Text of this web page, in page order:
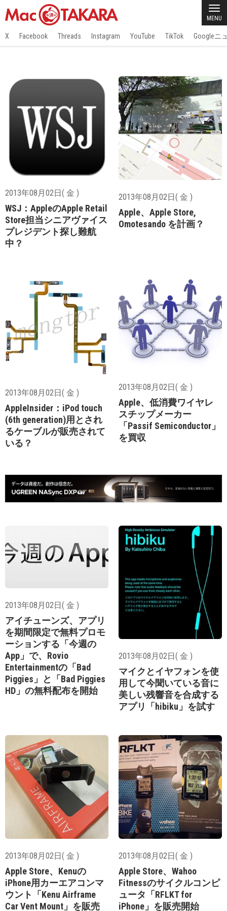
MENU
X Facebook Threads Instagram YouTube TikTok Googleニ
2013年08月02日( 金 )
WSJ：AppleのApple Retail
Store担当シニアヴァイス
プレジデント探し難航
中？
2013年08月02日( 金 )
Apple、Apple Store,
Omotesando を計画？
2013年08月02日( 金 )
AppleInsider：iPod touch
(6th generation)用とされ
るケーブルが販売されて
いる？
2013年08月02日( 金 )
Apple、低消費ワイヤレ
スチップメーカー
「Passif Semiconductor」
を買収
2013年08月02日( 金 )
アイチューンズ、アプリ
を期間限定で無料プロモ
ーションする「今週の
App」で、Rovio
Entertainmentの「Bad
Piggies」と「Bad Piggies
HD」の無料配布を開始
2013年08月02日( 金 )
マイクとイヤフォンを使
用して今聞いている音に
美しい残響音を合成する
アプリ「hibiku」を試す
2013年08月02日( 金 )
Apple Store、Kenuの
iPhone用カーエアコンマ
ウント「Kenu Airframe
Car Vent Mount」を販売
2013年08月02日( 金 )
Apple Store、Wahoo
Fitnessのサイクルコンピ
ュータ「RFLKT for
iPhone」を販売開始